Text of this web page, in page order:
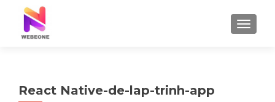
React Native-de-lap-trinh-app